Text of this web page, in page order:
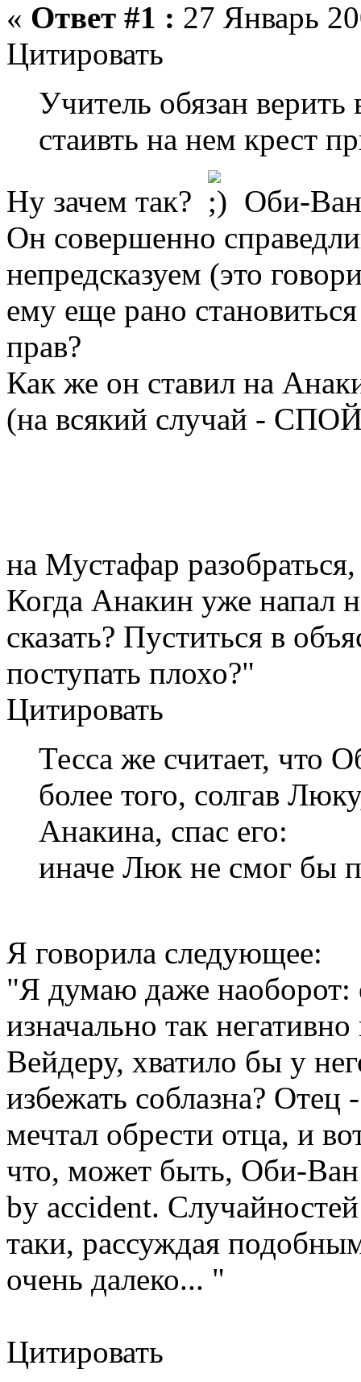
« Ответ #1 : 27 Январь
Цитировать
Учитель обязан верить
стаивть на нем крест
Ну зачем так?
Оби-Ван
Он совершенно
непредсказуем (это
ему еще рано
прав?
Как же он ставил на
(на всякий случай -
на Мустафар
Когда Анакин уже напал
сказать? Пуститься в
поступать плохо?"
Цитировать
Тесса же считает, что
более того, солгав
Анакина, спас его:
иначе Люк не смог бы
Я говорила следующее:
"Я думаю даже
изначально так
Вейдеру, хватило бы у
избежать соблазна? Отец
мечтал обрести отца, и
что, может быть, Оби-Ван
by accident.
таки, рассуждая
очень далеко... "
Цитировать